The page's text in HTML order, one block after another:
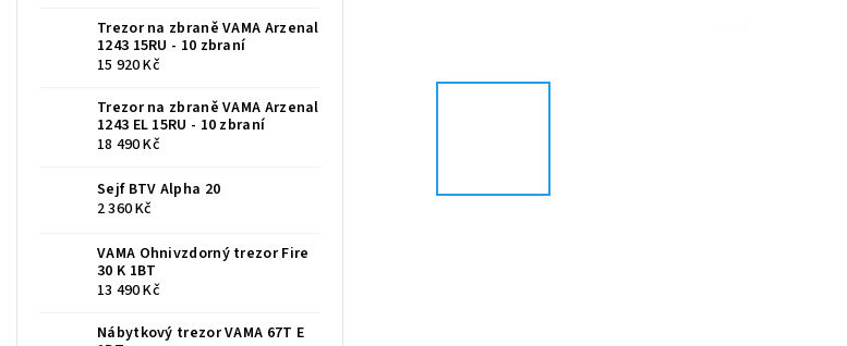
Trezor na zbraně VAMA Arzenal
1243 15RU - 10 zbraní
15 920 Kč
Trezor na zbraně VAMA Arzenal
1243 EL 15RU - 10 zbraní
18 490 Kč
Sejf BTV Alpha 20
2 360 Kč
VAMA Ohnivzdorný trezor Fire
30 K 1BT
13 490 Kč
Nábytkový trezor VAMA 67T E